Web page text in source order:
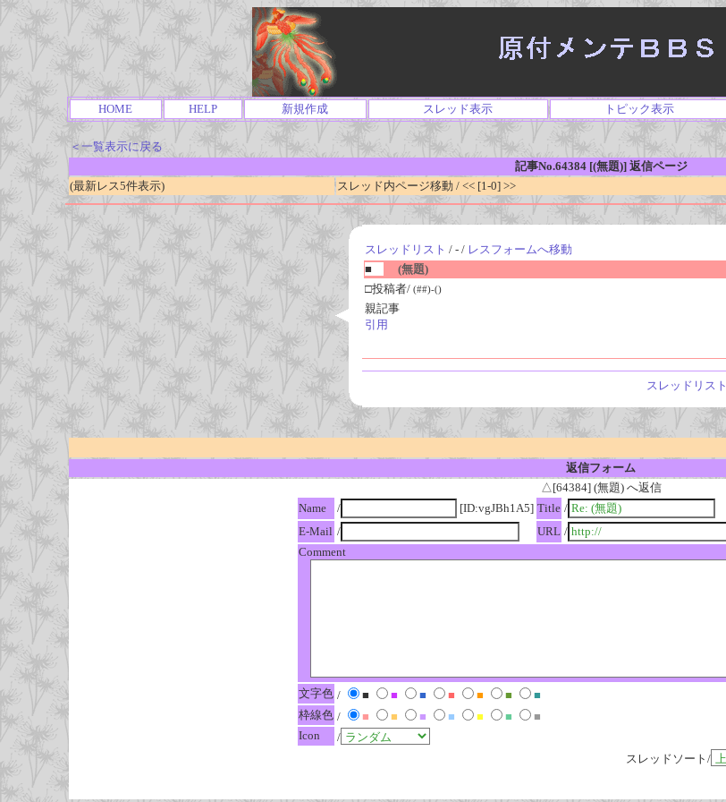
HOME HELP 新規作成 スレッド表示 トピック表示
＜一覧表示に戻る
記事No.64384 [(無題)] 返信ページ
(最新レス5件表示)
スレッド内ページ移動 / << [1-0] >>
スレッドリスト / - / レスフォームへ移動
■
(無題)
□投稿者/ (##)-()
親記事
引用
スレッドリスト
返信フォーム
△[64384] (無題) へ返信
Name
/ [ID:vgJBh1A5] Title /
E-Mail / URL /
Comment
文字色 / ■ ■ ■ ■ ■ ■
■
枠線色 / ■ ■ ■ ■ ■ ■
■
Icon
/
スレッドソート/